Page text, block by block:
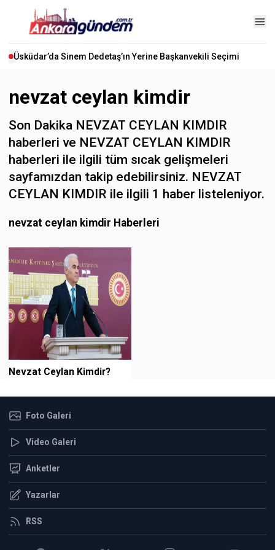
Üsküdar’da Sinem Dedetaş’ın Yerine Başkanvekili Seçimi
nevzat ceylan kimdir
Son Dakika NEVZAT CEYLAN KIMDIR
haberleri ve NEVZAT CEYLAN KIMDIR
haberleri ile ilgili tüm sıcak gelişmeleri
sayfamızdan takip edebilirsiniz. NEVZAT
CEYLAN KIMDIR ile ilgili 1 haber listeleniyor.
nevzat ceylan kimdir Haberleri
Nevzat Ceylan Kimdir?
Foto Galeri
Video Galeri
Anketler
Yazarlar
RSS